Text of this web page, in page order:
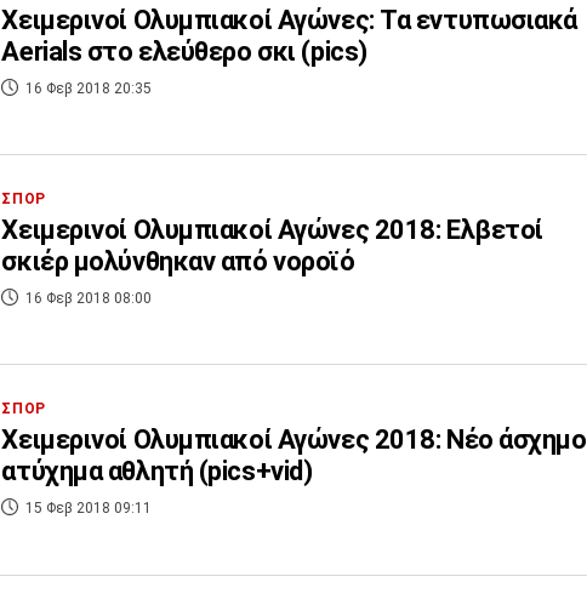
Χειμερινοί Ολυμπιακοί Αγώνες: Τα εντυπωσιακά
Aerials στο ελεύθερο σκι (pics)
16 Φεβ 2018 20:35
ΣΠΟΡ
Χειμερινοί Ολυμπιακοί Αγώνες 2018: Ελβετοί
σκιέρ μολύνθηκαν από νοροϊό
16 Φεβ 2018 08:00
ΣΠΟΡ
Χειμερινοί Ολυμπιακοί Αγώνες 2018: Νέο άσχημο
ατύχημα αθλητή (pics+vid)
15 Φεβ 2018 09:11